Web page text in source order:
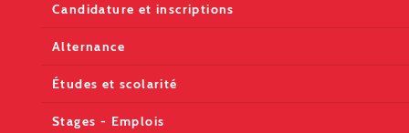
Candidature et inscriptions
Alternance
Études et scolarité
Stages - Emplois